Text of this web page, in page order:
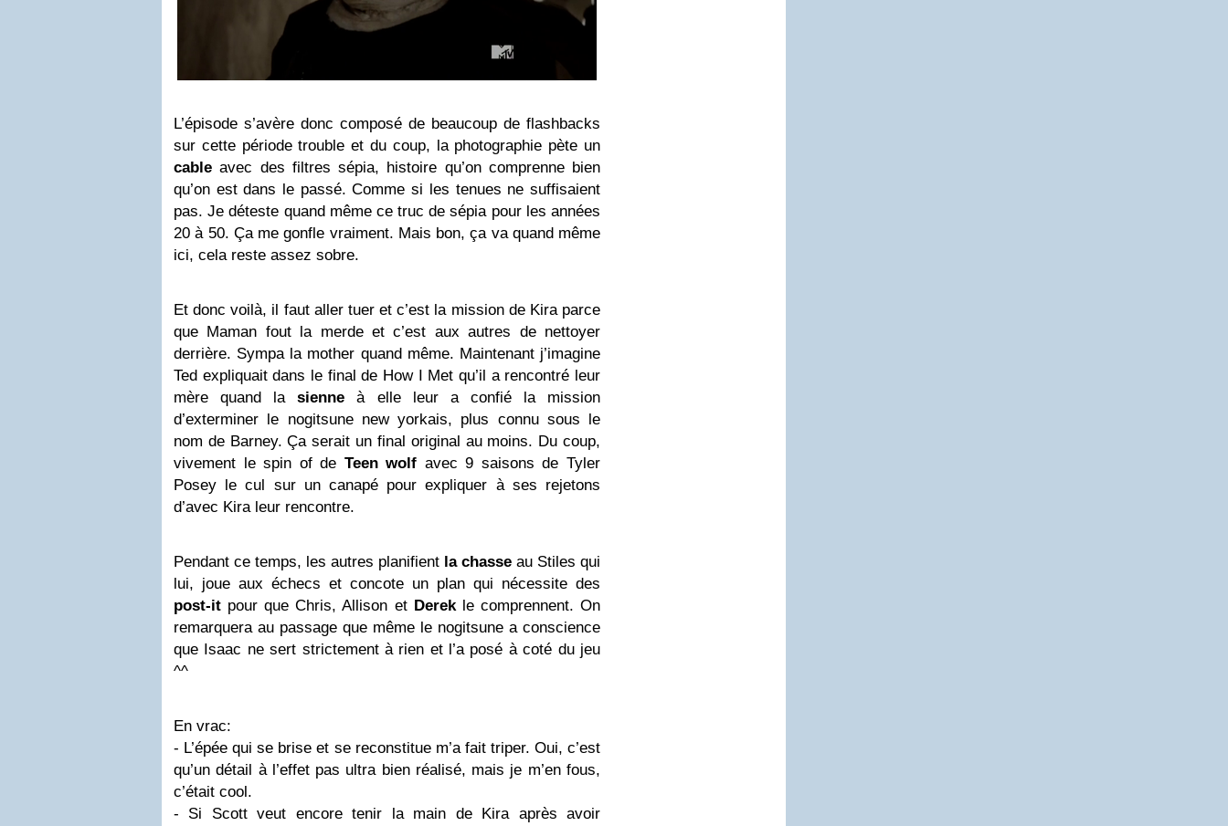
L’épisode s’avère donc composé de beaucoup de flashbacks
sur cette période trouble et du coup, la photographie pète un
cable avec des filtres sépia, histoire qu’on comprenne bien
qu’on est dans le passé. Comme si les tenues ne suffisaient
pas. Je déteste quand même ce truc de sépia pour les années
20 à 50. Ça me gonfle vraiment. Mais bon, ça va quand même
ici, cela reste assez sobre.
Et donc voilà, il faut aller tuer et c’est la mission de Kira parce
que Maman fout la merde et c’est aux autres de nettoyer
derrière. Sympa la mother quand même. Maintenant j’imagine
Ted expliquait dans le final de How I Met qu’il a rencontré leur
mère quand lasienne à elle leur a confié la mission
d’exterminer le nogitsune new yorkais, plus connu sous le
nom de Barney. Ça serait un final original au moins. Du coup,
vivement le spin of de Teen wolf avec 9 saisons de Tyler
Posey le cul sur un canapé pour expliquer à ses rejetons
d’avec Kira leur rencontre.
Pendant ce temps, les autres planifient la chasse au Stiles qui
lui, joue aux échecs et concote un plan qui nécessite des
post-it pour que Chris, Allison et Derekle comprennent. On
remarquera au passage que même le nogitsune a conscience
que Isaac ne sert strictement à rien et l’a posé à coté du jeu
^^
En vrac:
- L’épée qui se brise et se reconstitue m’a fait triper. Oui, c’est
qu’un détail à l’effet pas ultra bien réalisé, mais je m’en fous,
c’était cool.
- Si Scott veut encore tenir la main de Kira après avoir